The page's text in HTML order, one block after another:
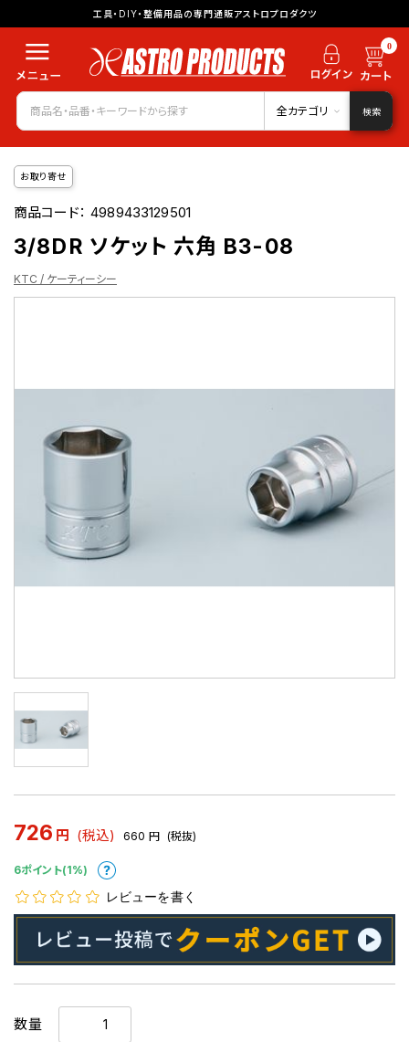
工具・DIY・整備用品の専門通販アストロプロダクツ
0
全カテゴリ 検索
お取り寄せ
商品コード：4989433129501
3/8DR ソケット 六角 B3-08
KTC / ケーティーシー
726 円 (税込) 660 円 (税抜)
6ポイント(1%)
レビューを書く
数量